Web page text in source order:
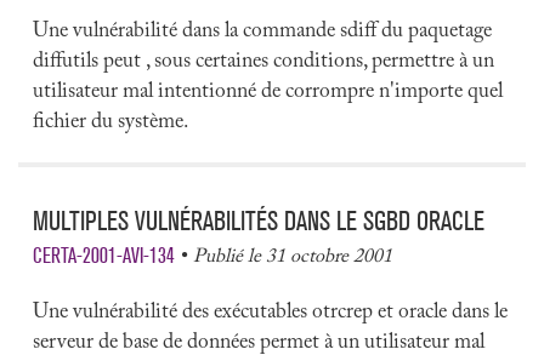
Une vulnérabilité dans la commande sdiff du paquetage
diffutils peut , sous certaines conditions, permettre à un
utilisateur mal intentionné de corrompre n'importe quel
fichier du système.
MULTIPLES VULNÉRABILITÉS DANS LE SGBD ORACLE
CERTA-2001-AVI-134 Publié le 31 octobre 2001
Une vulnérabilité des exécutables otrcrep et oracle dans le
serveur de base de données permet à un utilisateur mal